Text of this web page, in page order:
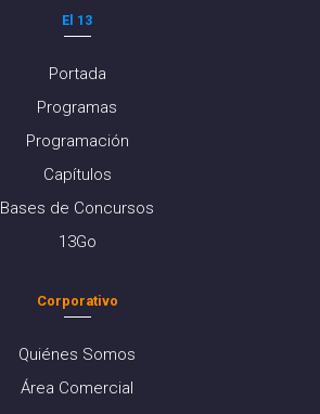
El 13
Portada
Programas
Programación
Capítulos
Bases de Concursos
13Go
Corporativo
Quiénes Somos
Área Comercial